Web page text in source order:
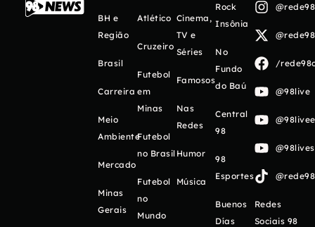
BH e
Região
Brasil
Carreira
Meio
Ambiente
Mercado
Minas
Gerais
Atlético
Cruzeiro
Futebol
em
Minas
Futebol
no Brasil
Futebol
no
Mundo
Cinema,
TV e
Séries
Famosos
Nas
Redes
Humor
Música
Rock
Insônia
No
Fundo
do Baú
Central
98
98
Esportes
Buenos
Días
/
@98live
Redes
Sociais 98